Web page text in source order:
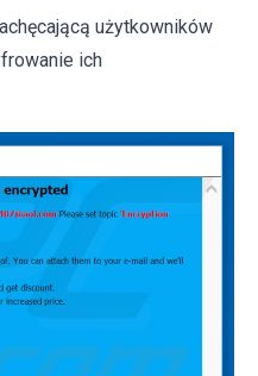
użytkowników
ich